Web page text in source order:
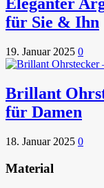
Eleganter
für Sie & Ihn
19. Januar 2025 0
Brillant
für Damen
18. Januar 2025 0
Material